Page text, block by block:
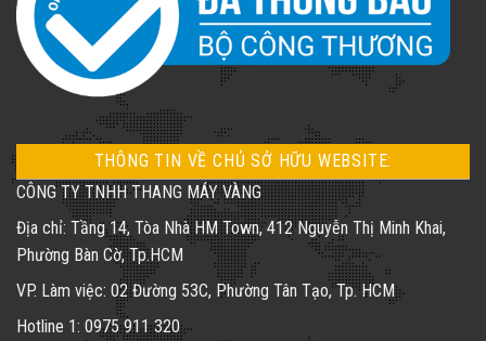
THÔNG TIN VỀ CHỦ SỞ HỮU WEBSITE:
CÔNG TY TNHH THANG MÁY VÀNG
Địa chỉ: Tầng 14, Tòa Nhà HM Town, 412 Nguyễn Thị Minh Khai,
Phường Bàn Cờ, Tp.HCM
VP. Làm việc: 02 Đường 53C, Phường Tân Tạo, Tp. HCM
Hotline 1: 0975 911 320